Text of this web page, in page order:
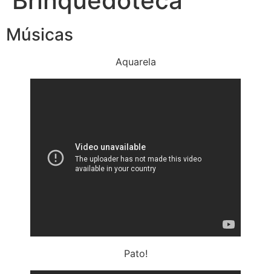
Músicas
Aquarela
Pato!